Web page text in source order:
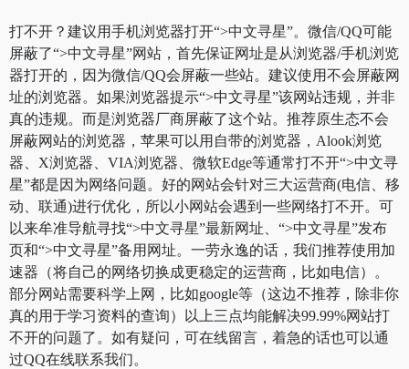
打不开？建议用手机浏览器打开“>中文寻星”。微信/QQ可能
屏蔽了“>中文寻星”网站，首先保证网址是从浏览器/手机浏览
器打开的，因为微信/QQ会屏蔽一些站。建议使用不会屏蔽网
址的浏览器。如果浏览器提示“>中文寻星”该网站违规，并非
真的违规。而是浏览器厂商屏蔽了这个站。推荐原生态不会
屏蔽网站的浏览器，苹果可以用自带的浏览器，Alook浏览
器、X浏览器、VIA浏览器、微软Edge等通常打不开“>中文寻
星”都是因为网络问题。好的网站会针对三大运营商(电信、移
动、联通)进行优化，所以小网站会遇到一些网络打不开。可
以来牟准导航寻找“>中文寻星”最新网址、“>中文寻星”发布
页和“>中文寻星”备用网址。一劳永逸的话，我们推荐使用加
速器（将自己的网络切换成更稳定的运营商，比如电信）。
部分网站需要科学上网，比如google等（这边不推荐，除非你
真的用于学习资料的查询）以上三点均能解决99.99%网站打
不开的问题了。如有疑问，可在线留言，着急的话也可以通
过QQ在线联系我们。